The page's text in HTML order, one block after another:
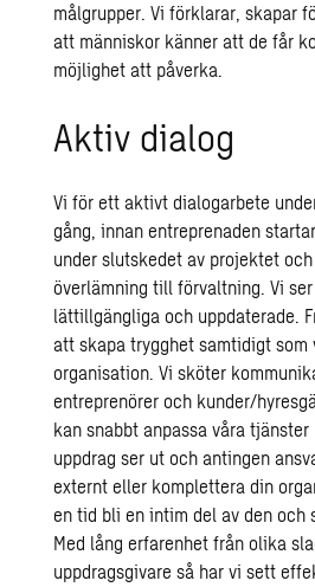
målgrupper. Vi förklarar, skapar
att människor känner att de får
möjlighet att påverka.
Aktiv dialog
Vi för ett aktivt dialogarbete
gång, innan entreprenaden
under slutskedet av projektet
överlämning till förvaltning. Vi
lättillgängliga och uppdaterade.
att skapa trygghet samtidigt som
organisation. Vi sköter
entreprenörer och kunder/
kan snabbt anpassa våra
uppdrag ser ut och antingen
externt eller komplettera din
en tid bli en intim del av den och
Med lång erfarenhet från olika
uppdragsgivare så har vi sett